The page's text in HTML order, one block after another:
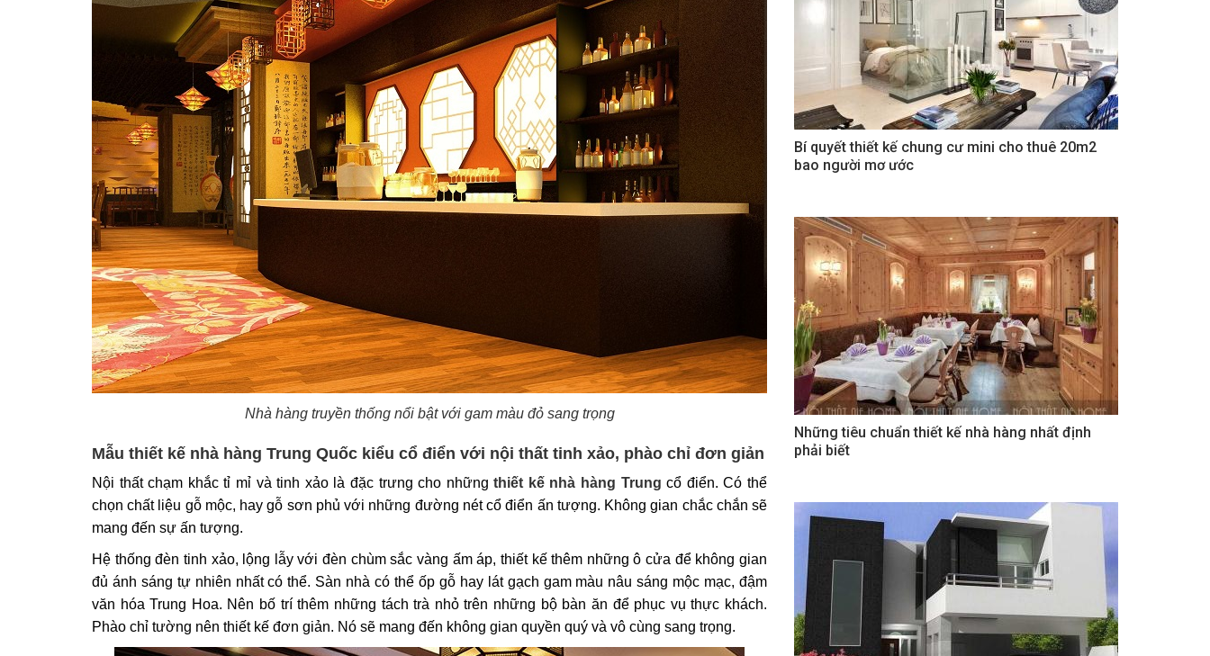
Nhà hàng truyền thống nổi bật với gam màu đỏ sang trọng
Mẫu thiết kế nhà hàng Trung Quốc kiểu cổ điển với nội thất tinh xảo, phào chỉ đơn giản
Nội thất chạm khắc tỉ mỉ và tinh xảo là đặc trưng cho nhữngthiết kế nhà hàng Trungcổ điển. Có thể
chọn chất liệu gỗ mộc, hay gỗ sơn phủ với những đường nét cổ điển ấn tượng. Không gian chắc chắn sẽ
mang đến sự ấn tượng.
Hệ thống đèn tinh xảo, lộng lẫy với đèn chùm sắc vàng ấm áp, thiết kế thêm những ô cửa để không gian
đủ ánh sáng tự nhiên nhất có thể. Sàn nhà có thể ốp gỗ hay lát gạch gam màu nâu sáng mộc mạc, đậm
văn hóa Trung Hoa. Nên bố trí thêm những tách trà nhỏ trên những bộ bàn ăn để phục vụ thực khách.
Phào chỉ tường nên thiết kế đơn giản. Nó sẽ mang đến không gian quyền quý và vô cùng sang trọng.
Bí quyết thiết kế chung cư mini cho thuê 20m2
bao người mơ ước
Những tiêu chuẩn thiết kế nhà hàng nhất định
phải biết